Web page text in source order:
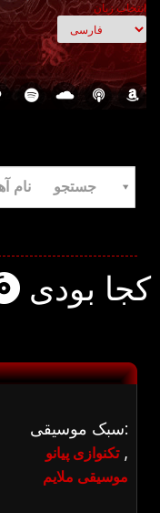
انتخاب زبان
جستجو نام
کجا بودی
سبک موسیقی:
تکنوازی پیانو,
موسیقی ملایم